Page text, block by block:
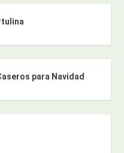
para Navidad